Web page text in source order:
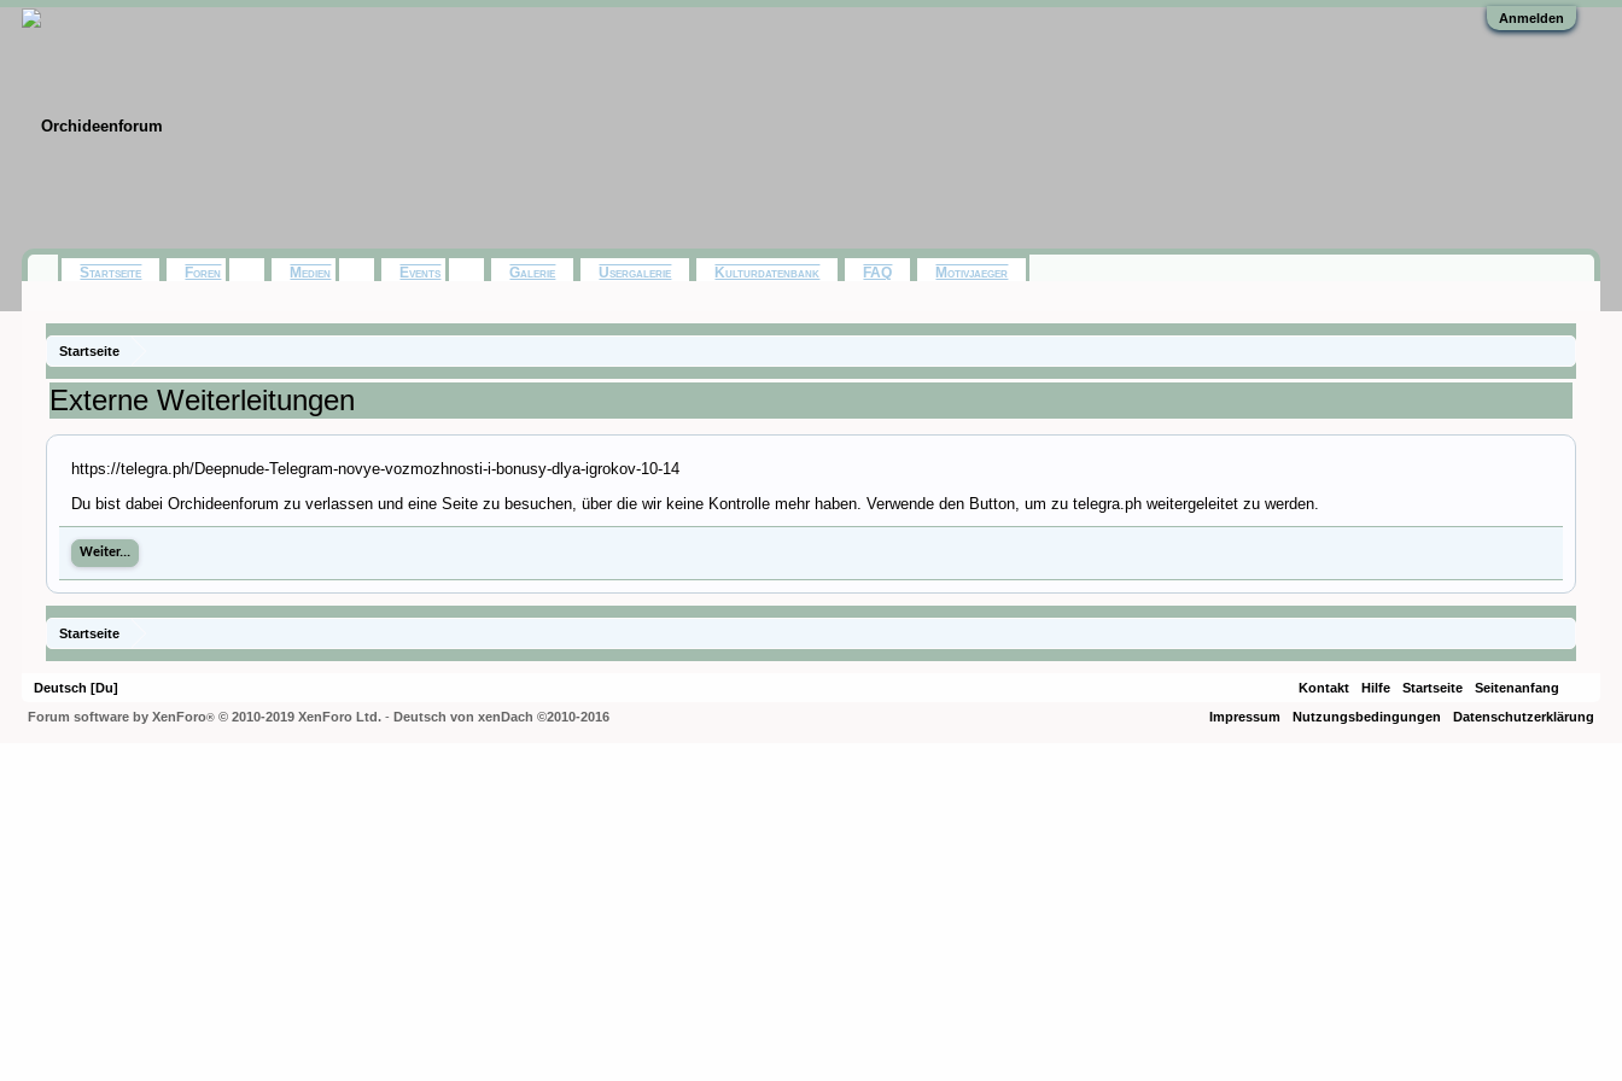
Anmelden
Startseite
Externe Weiterleitungen
https://telegra.ph/Deepnude-Telegram-novye-vozmozhnosti-i-bonusy-dlya-igrokov-10-14
Du bist dabei Orchideenforum zu verlassen und eine Seite zu besuchen, über die wir keine Kontrolle mehr haben. Verwende den Button, um zu telegra.ph weitergeleitet zu werden.
Weiter...
Startseite
Startseite Foren Medien Events Galerie Usergalerie Kulturdatenbank FAQ Motivjaeger
Deutsch [Du] Kontakt Hilfe Startseite
Seitenanfang
Impressum
Nutzungsbedingungen Datenschutzerklärung
Forum software by XenForo® © 2010-2019 XenForo Ltd. -Deutsch von xenDach©2010-2016